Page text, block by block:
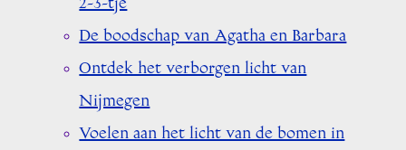
2-3-tje
De boodschap van Agatha en Barbara
Ontdek het verborgen licht van
Nijmegen
Voelen aan het licht van de bomen in